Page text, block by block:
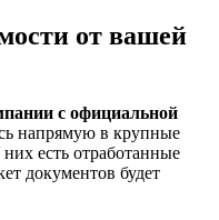
от вашей
с официальной
напрямую в крупные
есть отработанные
документов будет